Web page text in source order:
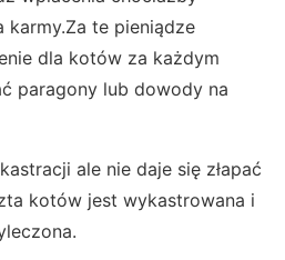
karmy.Za te pieniądze
dla kotów za każdym
paragony lub dowody na
ale nie daje się złapać
kotów jest wykastrowana i